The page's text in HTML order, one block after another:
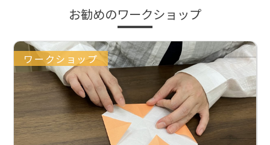
お勧めのワークショップ
ワークショップ